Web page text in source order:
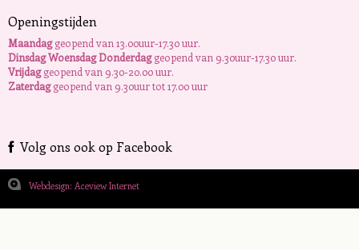
Openingstijden
Maandaggeopend van 13.00uur-17.30 uur.
Dinsdag Woensdag Donderdaggeopend van 9.30uur-17.30 uur.
Vrijdaggeopend van 9.30-20.00 uur.
Zaterdaggeopend van 9.30uur tot 17.00 uur
Volg ons ook op Facebook
Webdesign: Aceview Internet